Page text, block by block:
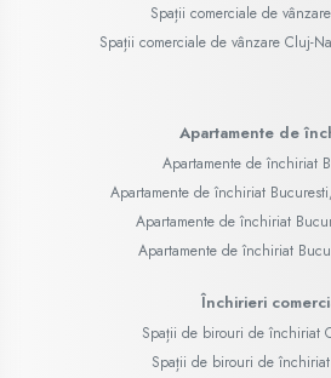
Spații comerciale de
Spații comerciale de vânzare Cluj-
Apartamente de
Apartamente de închiriat
Apartamente de închiriat
Apartamente de închiriat
Apartamente de închiriat
Închirieri
Spații de birouri de închiriat
Spații de birouri de